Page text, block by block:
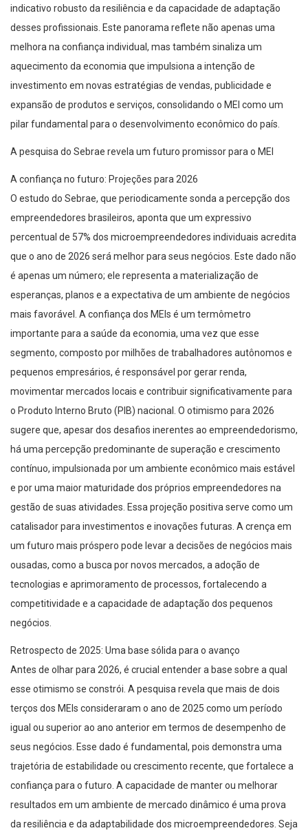
indicativo robusto da resiliência e da capacidade de adaptação
desses profissionais. Este panorama reflete não apenas uma
melhora na confiança individual, mas também sinaliza um
aquecimento da economia que impulsiona a intenção de
investimento em novas estratégias de vendas, publicidade e
expansão de produtos e serviços, consolidando o MEI como um
pilar fundamental para o desenvolvimento econômico do país.
A pesquisa do Sebrae revela um futuro promissor para o MEI
A confiança no futuro: Projeções para 2026
O estudo do Sebrae, que periodicamente sonda a percepção dos
empreendedores brasileiros, aponta que um expressivo
percentual de 57% dos microempreendedores individuais acredita
que o ano de 2026 será melhor para seus negócios. Este dado não
é apenas um número; ele representa a materialização de
esperanças, planos e a expectativa de um ambiente de negócios
mais favorável. A confiança dos MEIs é um termômetro
importante para a saúde da economia, uma vez que esse
segmento, composto por milhões de trabalhadores autônomos e
pequenos empresários, é responsável por gerar renda,
movimentar mercados locais e contribuir significativamente para
o Produto Interno Bruto (PIB) nacional. O otimismo para 2026
sugere que, apesar dos desafios inerentes ao empreendedorismo,
há uma percepção predominante de superação e crescimento
contínuo, impulsionada por um ambiente econômico mais estável
e por uma maior maturidade dos próprios empreendedores na
gestão de suas atividades. Essa projeção positiva serve como um
catalisador para investimentos e inovações futuras. A crença em
um futuro mais próspero pode levar a decisões de negócios mais
ousadas, como a busca por novos mercados, a adoção de
tecnologias e aprimoramento de processos, fortalecendo a
competitividade e a capacidade de adaptação dos pequenos
negócios.
Retrospecto de 2025: Uma base sólida para o avanço
Antes de olhar para 2026, é crucial entender a base sobre a qual
esse otimismo se constrói. A pesquisa revela que mais de dois
terços dos MEIs consideraram o ano de 2025 como um período
igual ou superior ao ano anterior em termos de desempenho de
seus negócios. Esse dado é fundamental, pois demonstra uma
trajetória de estabilidade ou crescimento recente, que fortalece a
confiança para o futuro. A capacidade de manter ou melhorar
resultados em um ambiente de mercado dinâmico é uma prova
da resiliência e da adaptabilidade dos microempreendedores. Seja